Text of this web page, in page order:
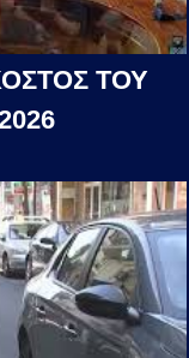
ΤΟΥ